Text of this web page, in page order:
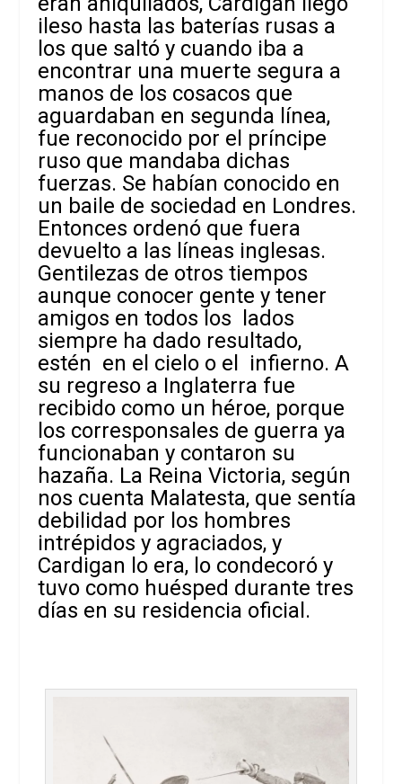
ileso hasta las baterías rusas a
los que saltó y cuando iba a
encontrar una muerte segura a
manos de los cosacos que
aguardaban en segunda línea,
fue reconocido por el príncipe
ruso que mandaba dichas
fuerzas. Se habían conocido en
un baile de sociedad en Londres.
Entonces ordenó que fuera
devuelto a las líneas inglesas.
Gentilezas de otros tiempos
aunque conocer gente y tener
amigos en todos los lados
siempre ha dado resultado,
estén en el cielo o el infierno. A
su regreso a Inglaterra fue
recibido como un héroe, porque
los corresponsales de guerra ya
funcionaban y contaron su
hazaña. La Reina Victoria, según
nos cuenta Malatesta, que sentía
debilidad por los hombres
intrépidos y agraciados, y
Cardigan lo era, lo condecoró y
tuvo como huésped durante tres
días en su residencia oficial.